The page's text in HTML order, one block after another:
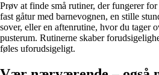
Prøv at finde små rutiner, der fungerer
fast gåtur med barnevognen, en stille
sover, eller en aftenrutine, hvor du tager
pusterum. Rutinerne skaber
føles uforudsigeligt.